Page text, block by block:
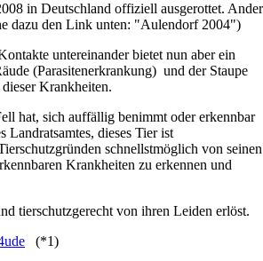
in Deutschland offiziell ausgerottet.
dazu den Link unten: "Aulendorf 2004")
untereinander bietet nun aber ein
(Parasitenerkrankung) und der Staupe
Krankheiten.
hat, sich auffällig benimmt oder erkennbar
Landratsamtes, dieses Tier ist
schnellstmöglich von seinen
Krankheiten zu erkennen und
tierschutzgerecht von ihren Leiden erlöst.
(*1)